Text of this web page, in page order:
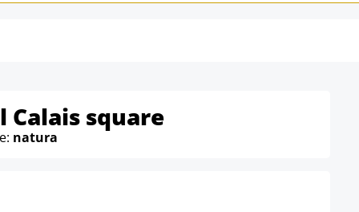
Calais square
natura